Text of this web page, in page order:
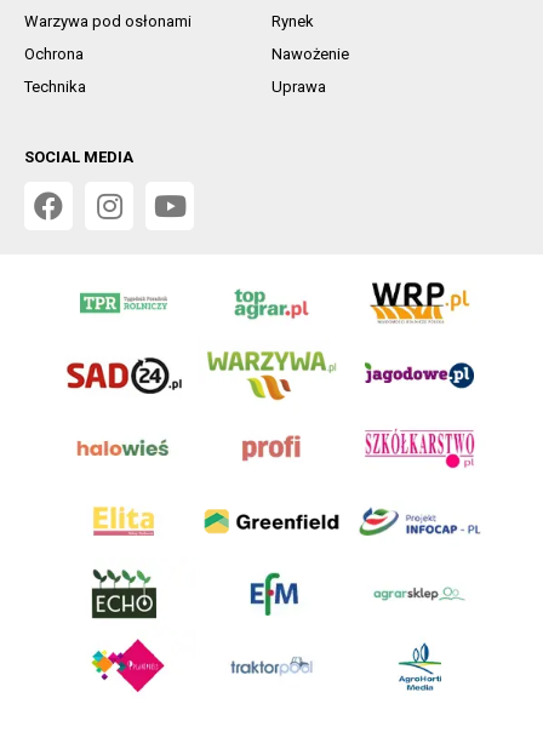
Warzywa pod osłonami
Rynek
Ochrona
Nawożenie
Technika
Uprawa
SOCIAL MEDIA